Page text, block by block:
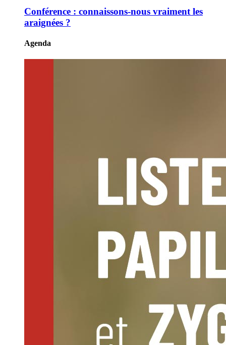
Conférence : connaissons-nous vraiment les
araignées ?
Agenda